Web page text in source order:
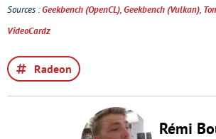
Sources :Geekbench (OpenCL),Geekbench (Vulkan),
VideoCardz
Radeon
Rémi